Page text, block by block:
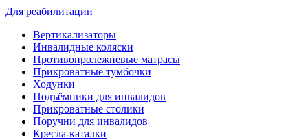
Для реабилитации
Вертикализаторы
Инвалидные коляски
Противопролежневые матрасы
Прикроватные тумбочки
Ходунки
Подъёмники для инвалидов
Прикроватные столики
Поручни для инвалидов
Кресла-каталки